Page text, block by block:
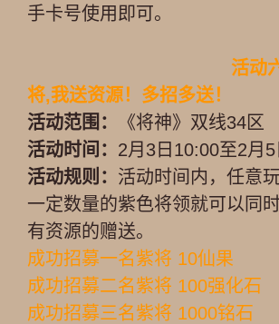
手卡号使用即可。
活动
将,我送资源！多招多送！
活动范围：
《将神》双线34区
活动时间： 2月3日10:00至2月
活动规则： 活动时间内，任意
一定数量的紫色将领就可以同
有资源的赠送。
成功招募一名紫将 10仙果
成功招募二名紫将 100强化石
成功招募三名紫将 1000铭石